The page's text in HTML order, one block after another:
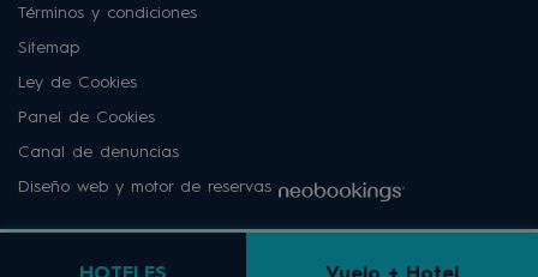
Términos y condiciones
Sitemap
Ley de Cookies
Panel de Cookies
Canal de denuncias
Diseño web y motor de reservas